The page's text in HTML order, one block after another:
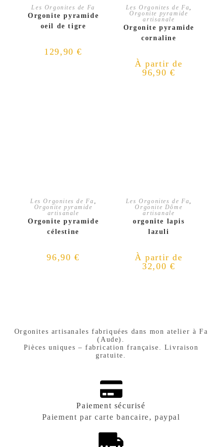
AJOUTER AU PANIER
Les Orgonites de Fa
Orgonite pyramide
oeil de tigre
129,90€
CHOIX DES OPTIONS
Les Orgonites de Fa
Orgonite pyramide
artisanale
Orgonite pyramide
cornaline
À partir de
96,90 €
AJOUTER AU PANIER
Les Orgonites de Fa,
Orgonite pyramide
artisanale
Orgonite pyramide
célestine
96,90€
CHOIX DES OPTIONS
Les Orgonites de Fa,
Orgonite Dôme
artisanale
orgonite lapis
lazuli
À partir de
32,00 €
Orgonites artisanales fabriquées dans mon atelier à Fa
(Aude).
Pièces uniques – fabrication française. Livraison
gratuite.
Paiement sécurisé
Paiement par carte bancaire, paypal